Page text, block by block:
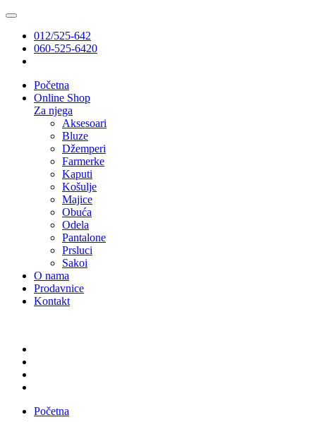
012/525-642
060-525-6420
Početna
Online Shop
Za njega
Aksesoari
Bluze
Džemperi
Farmerke
Kaputi
Košulje
Majice
Obuća
Odela
Pantalone
Prsluci
Sakoi
O nama
Prodavnice
Kontakt
Početna